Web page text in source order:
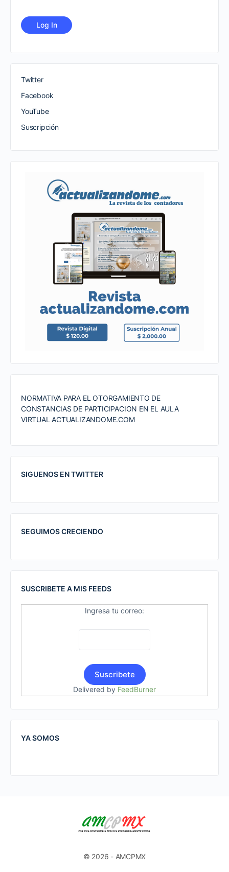
Twitter
Facebook
YouTube
Suscripción
NORMATIVA PARA EL OTORGAMIENTO DE
CONSTANCIAS DE PARTICIPACION EN EL AULA
VIRTUAL ACTUALIZANDOME.COM
SIGUENOS EN TWITTER
SEGUIMOS CRECIENDO
SUSCRIBETE A MIS FEEDS
Ingresa tu correo:
Delivered by FeedBurner
YA SOMOS
© 2026 - AMCPMX